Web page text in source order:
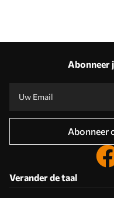
Abonneer
Abonneer
Verander de taal